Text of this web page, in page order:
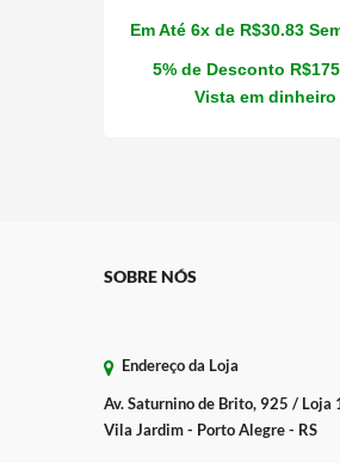
Em Até 6x de R$30.83
5% de Desconto R$
Vista em dinheiro
SOBRE NÓS
Endereço da Loja
Av. Saturnino de Brito, 925 / Loja
Vila Jardim - Porto Alegre - RS